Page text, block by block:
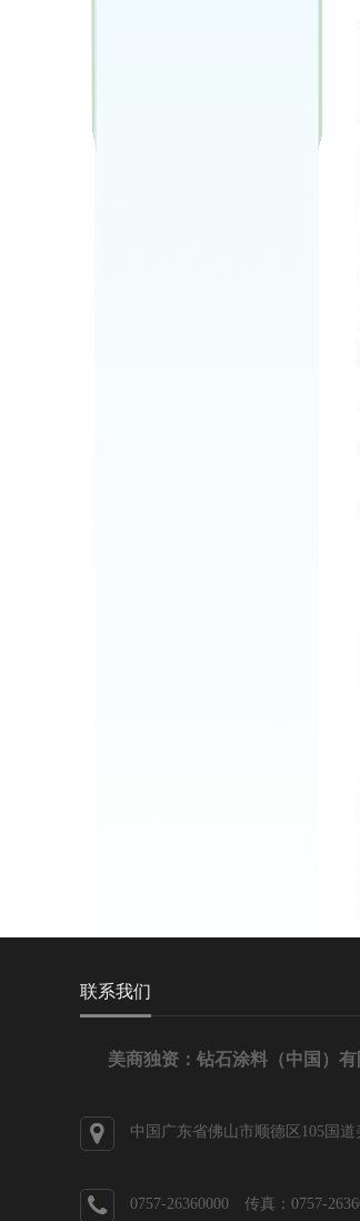
联系我们
美商独资：钻石涂料（中国）有
中国广东省佛山市顺德区105国
0757-26360000 传真：0757-